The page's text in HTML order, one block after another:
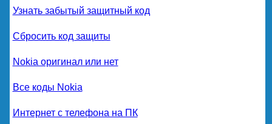
Узнать забытый защитный код
Сбросить код защиты
Nokia оригинал или нет
Все коды Nokia
Интернет с телефона на ПК